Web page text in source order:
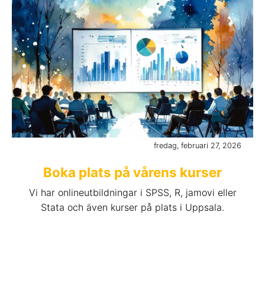
fredag, februari 27, 2026
Boka plats på vårens kurser
Vi har onlineutbildningar i SPSS, R, jamovi eller
Stata och även kurser på plats i Uppsala.